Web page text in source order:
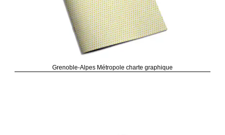
Grenoble-Alpes Métropole charte graphique